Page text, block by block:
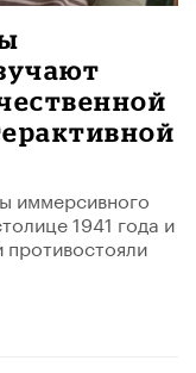
иммерсивного
1941 года и
противостояли